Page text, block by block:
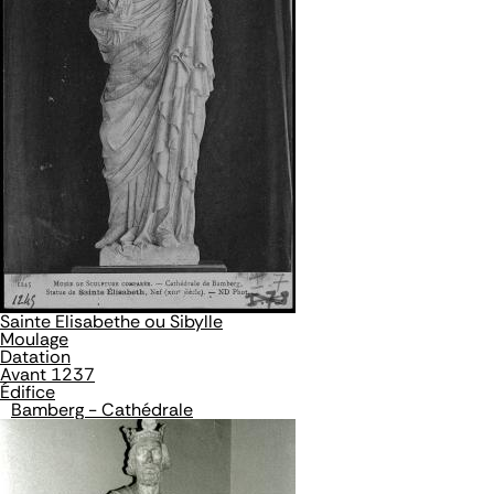
Sainte Elisabethe ou Sibylle
Moulage
Datation
Avant 1237
Édifice
Bamberg - Cathédrale